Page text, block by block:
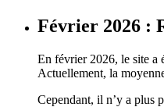
Février 2026 :
En février 2026, le site a
Actuellement, la
Cependant, il n’y a plus